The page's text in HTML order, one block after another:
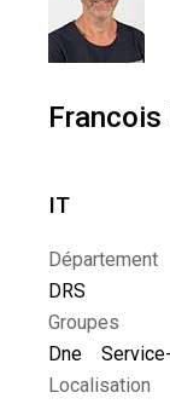
Francois
IT
Département
DRS
Groupes
Dne
Localisation